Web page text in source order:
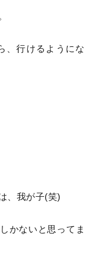
、行けるようにな
、我が子(笑)
かないと思ってま